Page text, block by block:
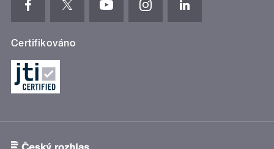
Certifikováno